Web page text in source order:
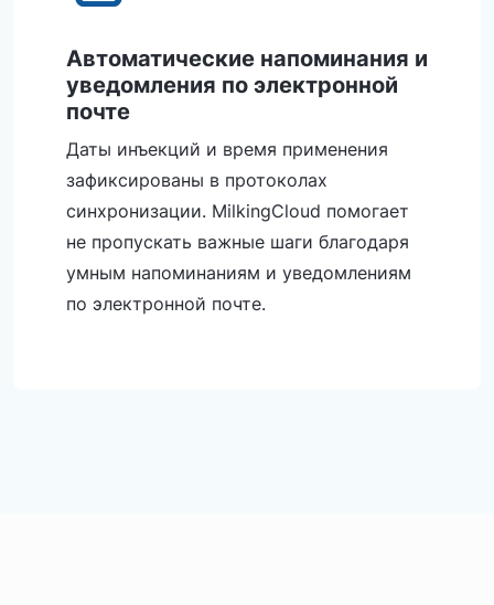
Автоматические напоминания и
уведомления по электронной
почте
Даты инъекций и время применения
зафиксированы в протоколах
синхронизации. MilkingCloud помогает
не пропускать важные шаги благодаря
умным напоминаниям и уведомлениям
по электронной почте.